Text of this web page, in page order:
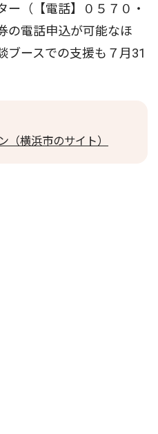
ー（【電話】０５７０・
の電話申込が可能なほ
ブースでの支援も７月31
（横浜市のサイト）